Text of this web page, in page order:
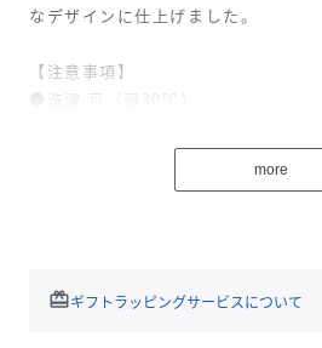
なデザインに仕上げました。
【注意事項】
●洗濯:可（弱30℃）
■タンブル乾燥:不可
■本製品はドライクリーニング処理
more
redeemギフトラッピングサービスについて